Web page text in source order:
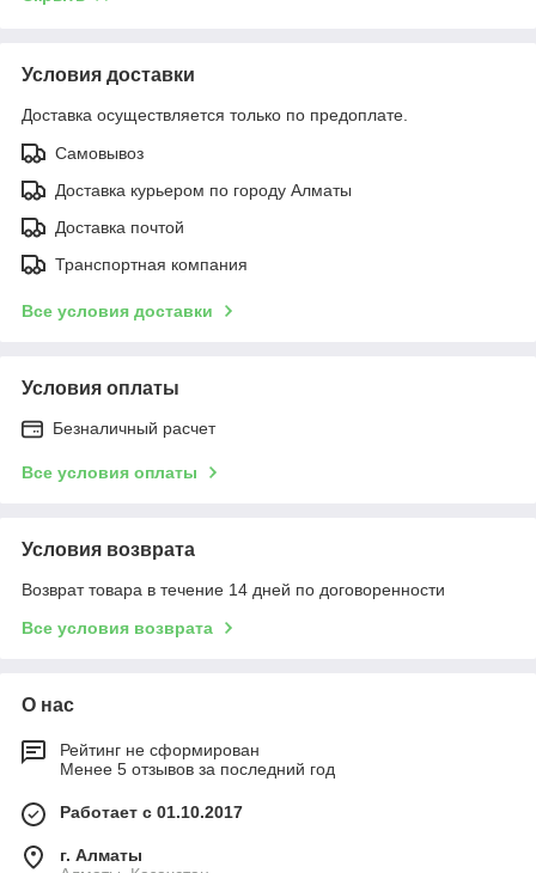
Условия доставки
Доставка осуществляется только по предоплате.
Самовывоз
Доставка курьером по городу Алматы
Доставка почтой
Транспортная компания
Все условия доставки
Условия оплаты
Безналичный расчет
Все условия оплаты
Условия возврата
Возврат товара в течение 14 дней по договоренности
Все условия возврата
О нас
Рейтинг не сформирован
Менее 5 отзывов за последний год
Работает с 01.10.2017
г. Алматы